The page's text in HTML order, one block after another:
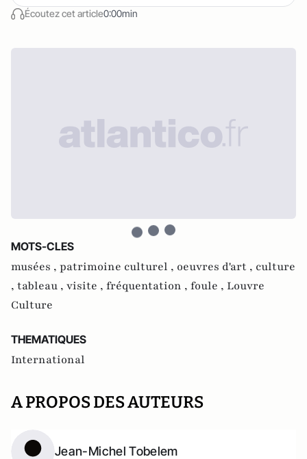
Écoutez cet article0:00min
MOTS-CLES
musées , patrimoine culturel , oeuvres d'art , culture
, tableau , visite , fréquentation , foule , Louvre
Culture
THEMATIQUES
International
A PROPOS DES AUTEURS
Jean-Michel Tobelem